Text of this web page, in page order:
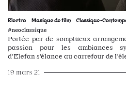
Electro Musique de film
#neoclassique
Portée par de somptueux
passion pour les ambiances
d'Elefan s'élance au carrefour de
19 mars 21